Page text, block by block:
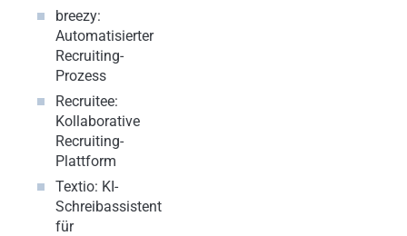
breezy:
Automatisierter
Recruiting-
Prozess
Recruitee:
Kollaborative
Recruiting-
Plattform
Textio: KI-
Schreibassistent
für